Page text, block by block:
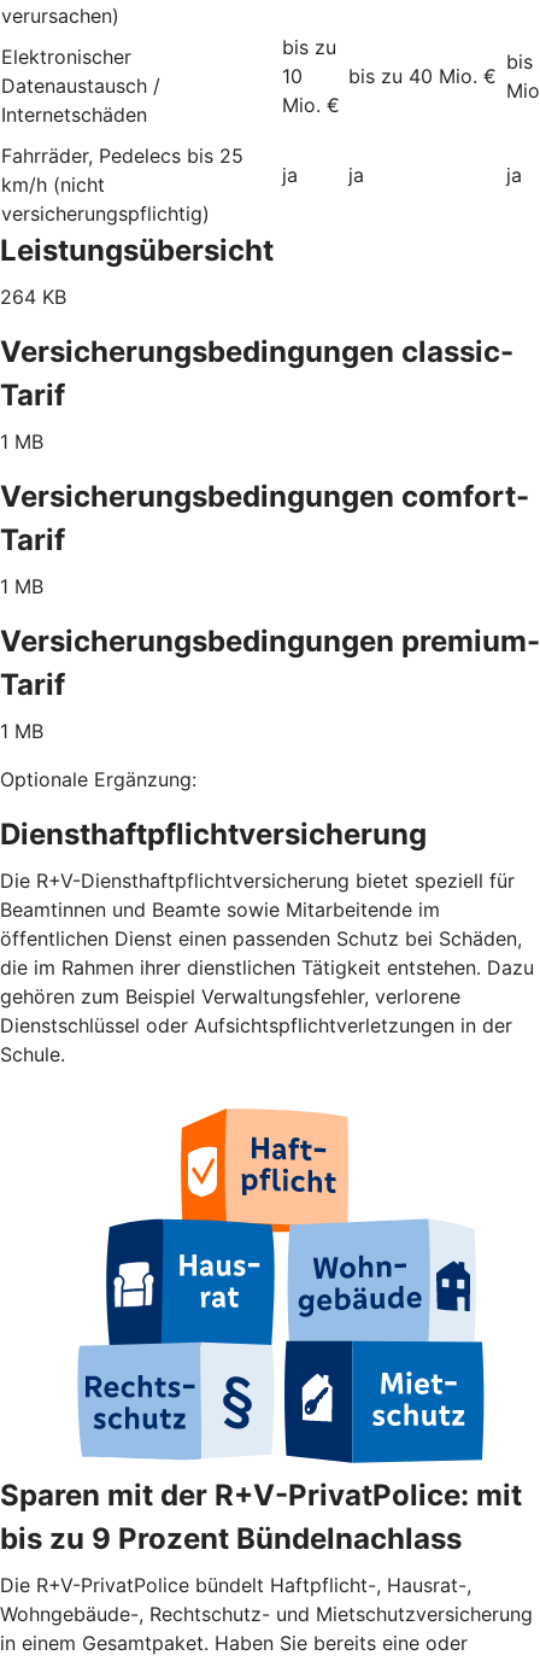
verursachen)
Elektronischer
Datenaustausch /
Internetschäden
bis zu
10
Mio. €
bis zu 40 Mio. €
bis
Fahrräder, Pedelecs bis 25
km/h (nicht
versicherungspflichtig)
ja ja ja
Leistungsübersicht
264 KB
Versicherungsbedingungen classic-
Tarif
1 MB
Versicherungsbedingungen comfort-
Tarif
1 MB
Versicherungsbedingungen premium-
Tarif
1 MB
Optionale Ergänzung:
Diensthaftpflichtversicherung
Die R+V-Diensthaftpflichtversicherung bietet speziell für
Beamtinnen und Beamte sowie Mitarbeitende im
öffentlichen Dienst einen passenden Schutz bei Schäden,
die im Rahmen ihrer dienstlichen Tätigkeit entstehen. Dazu
gehören zum Beispiel Verwaltungsfehler, verlorene
Dienstschlüssel oder Aufsichtspflichtverletzungen in der
Schule.
Sparen mit der R+V-PrivatPolice: mit
bis zu 9 Prozent Bündelnachlass
Die R+V-PrivatPolice bündelt Haftpflicht-, Hausrat-,
Wohngebäude-, Rechtschutz- und Mietschutzversicherung
in einem Gesamtpaket. Haben Sie bereits eine oder